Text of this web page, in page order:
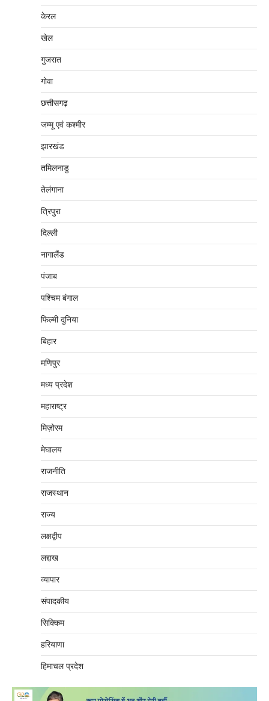
केरल
खेल
गुजरात
गोवा
छत्तीसगढ़
जम्‍मू एवं कश्‍मीर
झारखंड
तमिलनाडु
तेलंगाना
त्रिपुरा
दिल्‍ली
नागालैंड
पंजाब
पश्चिम बंगाल
फिल्मी दुनिया
बिहार
मणिपुर
मध्‍य प्रदेश
महाराष्‍ट्र
मिज़ोरम
मेघालय
राजनीति
राजस्थान
राज्य
लक्षद्वीप
लद्दाख
व्यापार
संपादकीय
सिक्किम
हरियाणा
हिमाचल प्रदेश